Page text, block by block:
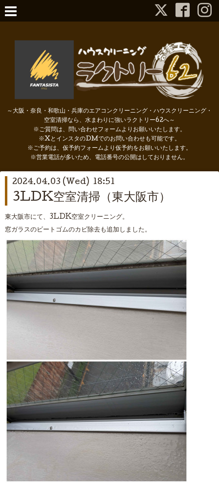
～大阪・奈良・和歌山・兵庫のエアコンクリーニング・ハウスクリーニング・
空室清掃なら、水まわりに強いラクトリー62へ～
※ご質問は、問い合わせフォームよりお願いいたします。
※XとインスタのDMでのお問い合わせも可能です。
※ご予約は、仮予約フォームより仮予約をお願いいたします。
※営業電話が多いため、電話番号の公開はしておりません。
2024.04.03 (Wed) 18:51
3LDK空室清掃（東大阪市）
東大阪市にて、3LDK空室クリーニング。
窓ガラスのビートゴムのカビ除去も追加しました。